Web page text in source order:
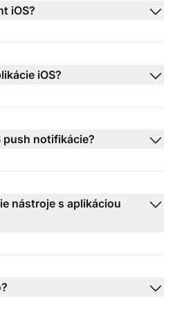
iOS?
iOS?
push notifikácie?
nástroje s aplikáciou